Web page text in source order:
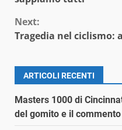
Next:
Tragedia nel ciclismo:
ARTICOLI RECENTI
Masters 1000 di
del gomito e il